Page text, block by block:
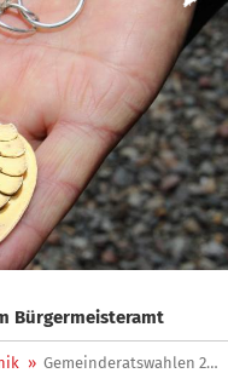
Bürgermeisteramt
» Gemeinderatswahlen 2025